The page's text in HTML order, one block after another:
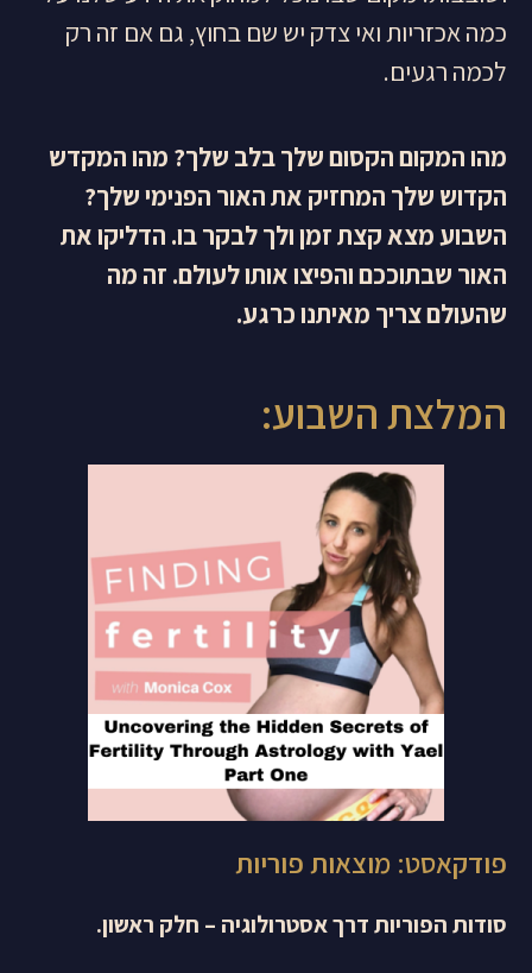
כמה אכזריות ואי צדק יש שם בחוץ, גם אם זה רק
לכמה רגעים.
מהו המקום הקסום שלך בלב שלך? מהו המקדש
הקדוש שלך המחזיק את האור הפנימי שלך?
השבוע מצא קצת זמן ולך לבקר בו. הדליקו את
האור שבתוככם והפיצו אותו לעולם. זה מה
שהעולם צריך מאיתנו כרגע.
המלצת השבוע:
פודקאסט: מוצאות פוריות
סודות הפוריות דרך אסטרולוגיה – חלק ראשון.